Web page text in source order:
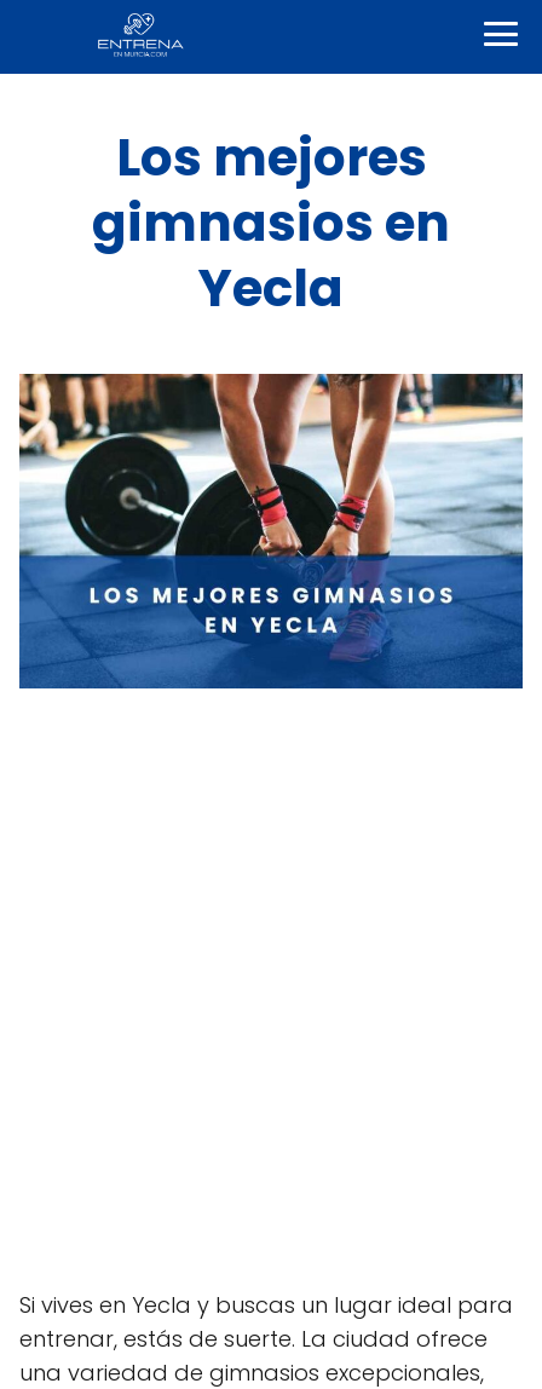
Los mejores
gimnasios en
Yecla
Si vives en Yecla y buscas un lugar ideal para
entrenar, estás de suerte. La ciudad ofrece
una variedad de gimnasios excepcionales,